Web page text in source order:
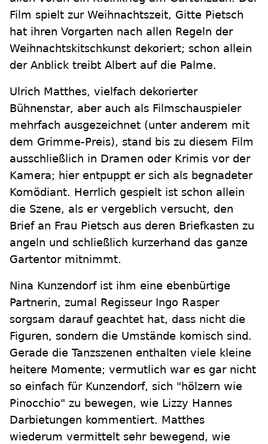
Film spielt zur Weihnachtszeit, Gitte Pietsch
hat ihren Vorgarten nach allen Regeln der
Weihnachtskitschkunst dekoriert; schon allein
der Anblick treibt Albert auf die Palme.
Ulrich Matthes, vielfach dekorierter
Bühnenstar, aber auch als Filmschauspieler
mehrfach ausgezeichnet (unter anderem mit
dem Grimme-Preis), stand bis zu diesem Film
ausschließlich in Dramen oder Krimis vor der
Kamera; hier entpuppt er sich als begnadeter
Komödiant. Herrlich gespielt ist schon allein
die Szene, als er vergeblich versucht, den
Brief an Frau Pietsch aus deren Briefkasten zu
angeln und schließlich kurzerhand das ganze
Gartentor mitnimmt.
Nina Kunzendorf ist ihm eine ebenbürtige
Partnerin, zumal Regisseur Ingo Rasper
sorgsam darauf geachtet hat, dass nicht die
Figuren, sondern die Umstände komisch sind.
Gerade die Tanzszenen enthalten viele kleine
heitere Momente; vermutlich war es gar nicht
so einfach für Kunzendorf, sich "hölzern wie
Pinocchio" zu bewegen, wie Lizzy Hannes
Darbietungen kommentiert. Matthes
wiederum vermittelt sehr bewegend, wie